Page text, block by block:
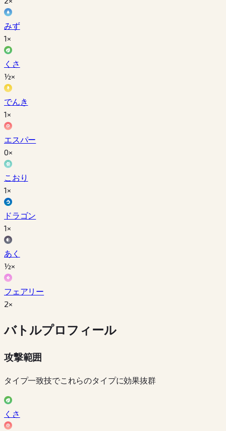
みず
1×
くさ
½×
でんき
1×
エスパー
0×
こおり
1×
ドラゴン
1×
あく
½×
フェアリー
2×
バトルプロフィール
攻撃範囲
タイプ一致技でこれらのタイプに効果抜群
くさ